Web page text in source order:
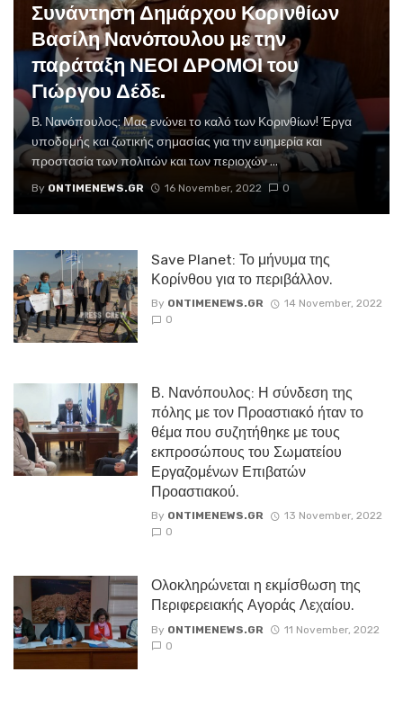
Συνάντηση Δημάρχου Κορινθίων
Βασίλη Νανόπουλου με την
παράταξη ΝΕΟΙ ΔΡΟΜΟΙ του
Γιώργου Δέδε.
Β. Νανόπουλος: Μας ενώνει το καλό των Κορινθίων! Έργα
υποδομής και ζωτικής σημασίας για την ευημερία και
προστασία των πολιτών και των περιοχών ...
By ONTIMENEWS.GR 16 November, 2022 0
Save Planet: Το μήνυμα της
Κορίνθου για το περιβάλλον.
By ONTIMENEWS.GR
14 November, 2022
0
Β. Νανόπουλος: Η σύνδεση της
πόλης με τον Προαστιακό ήταν το
θέμα που συζητήθηκε με τους
εκπροσώπους του Σωματείου
Εργαζομένων Επιβατών
Προαστιακού.
By ONTIMENEWS.GR
13 November, 2022
0
Ολοκληρώνεται η εκμίσθωση της
Περιφερειακής Αγοράς Λεχαίου.
By ONTIMENEWS.GR
11 November, 2022
0